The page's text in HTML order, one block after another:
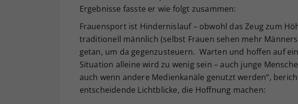
Ergebnisse fasste er wie folgt zusammen:
Frauensport ist Hindernislauf – obwohl das Zeug zum
traditionell männlich (selbst Frauen sehen mehr
getan, um da gegenzusteuern. Warten und hoffen auf
Situation alleine wird zu wenig sein – auch junge
auch wenn andere Medienkanäle genutzt werden“,
entscheidende Lichtblicke, die Hoffnung machen: